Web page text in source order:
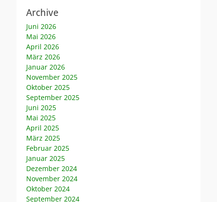
Archive
Juni 2026
Mai 2026
April 2026
März 2026
Januar 2026
November 2025
Oktober 2025
September 2025
Juni 2025
Mai 2025
April 2025
März 2025
Februar 2025
Januar 2025
Dezember 2024
November 2024
Oktober 2024
September 2024